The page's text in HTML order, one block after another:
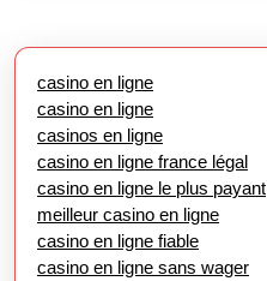
casino en ligne
casino en ligne
casinos en ligne
casino en ligne france légal
casino en ligne le plus payant
meilleur casino en ligne
casino en ligne fiable
casino en ligne sans wager